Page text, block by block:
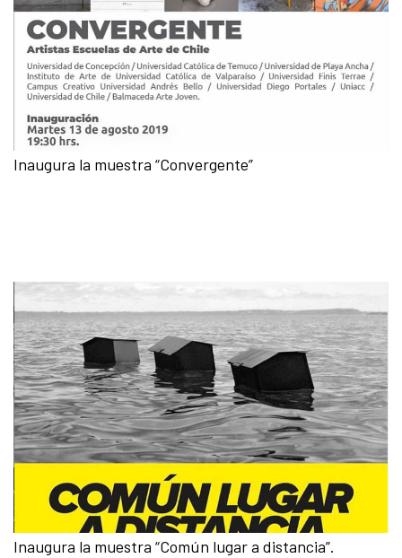
Inaugura la muestra “Convergente”
Inaugura la muestra “Común lugar a distancia”.